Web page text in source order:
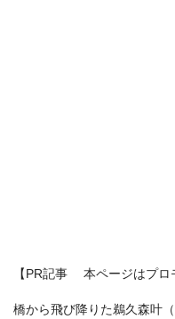
【PR記事 本ページはプロ
橋から飛び降りた鵜久森叶